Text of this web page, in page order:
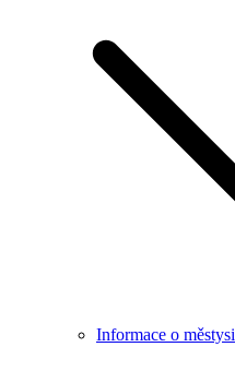
Informace o městysi